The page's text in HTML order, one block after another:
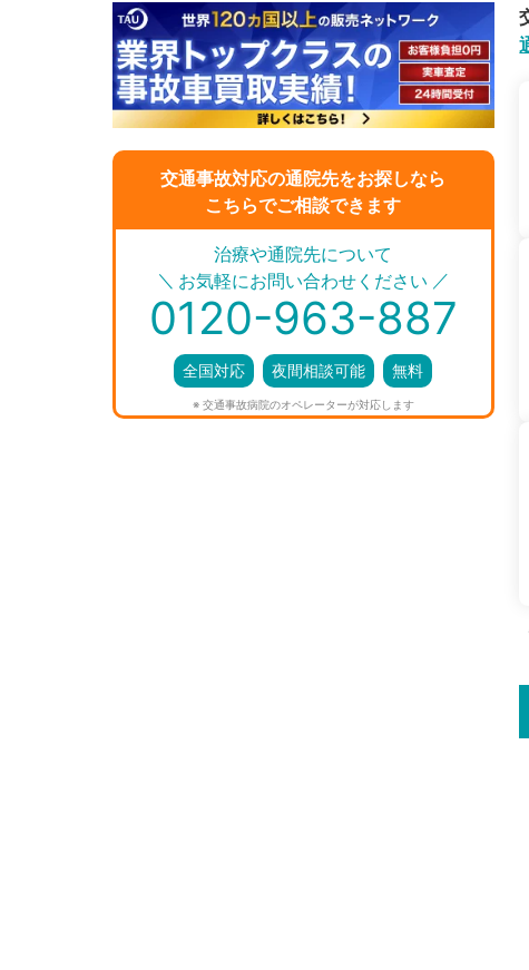
交通事故対応の通院先をお探しなら
こちらでご相談できます
＼ ／
治療や通院先について
お気軽にお問い合わせください
0120-963-887
全国対応 夜間相談可能 無料
※ 交通事故病院のオペレーターが対応します